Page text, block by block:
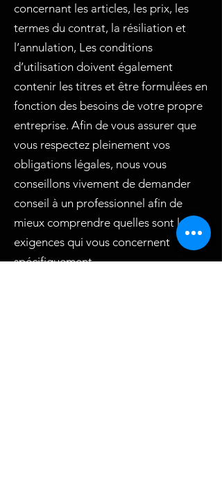
concernant les articles, les prix, les
termes du contrat, la résiliation et
l’annulation, Les conditions
d’utilisation doivent également
contenir les titres et être formulées en
fonction des besoins de votre propre
entreprise. Afin de vous assurer que
vous respectez pleinement vos
obligations légales, nous vous
conseillons vivement de demander
conseil à un professionnel afin de
mieux comprendre quelles sont les
exigences qui vous concernent
spécifiquement.